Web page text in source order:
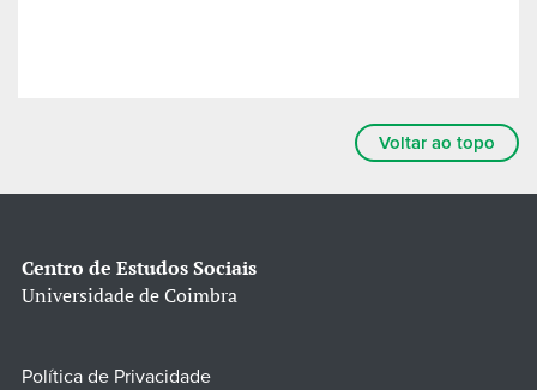
Voltar ao topo
Centro de Estudos Sociais
Universidade de Coimbra
Política de Privacidade